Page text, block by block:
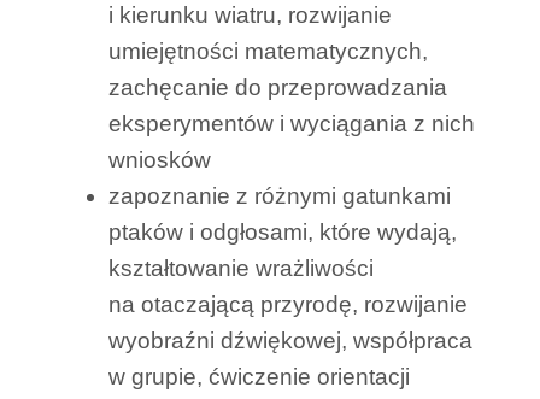
i kierunku wiatru, rozwijanie
umiejętności matematycznych,
zachęcanie do przeprowadzania
eksperymentów i wyciągania z nich
wniosków
zapoznanie z różnymi gatunkami
ptaków i odgłosami, które wydają,
kształtowanie wrażliwości
na otaczającą przyrodę, rozwijanie
wyobraźni dźwiękowej, współpraca
w grupie, ćwiczenie orientacji